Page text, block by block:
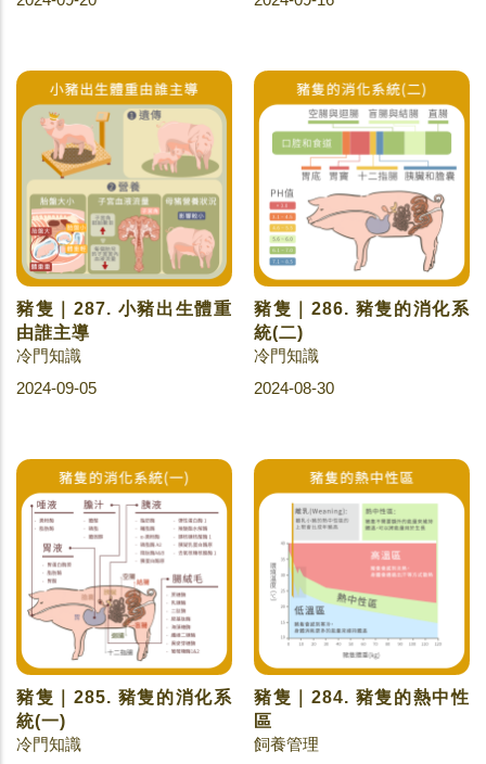
豬隻｜287. 小豬出生體重
由誰主導
冷門知識
2024-09-05
豬隻｜286. 豬隻的消化系
統(二)
冷門知識
2024-08-30
豬隻｜285. 豬隻的消化系
統(一)
冷門知識
豬隻｜284. 豬隻的熱中性
區
飼養管理